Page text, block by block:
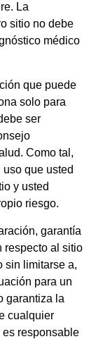
La
sitio no debe
médico
que puede
solo para
ser
Como tal,
que usted
y usted
riesgo.
garantía
respecto al sitio
sin limitarse a,
para un
garantiza la
cualquier
es responsable